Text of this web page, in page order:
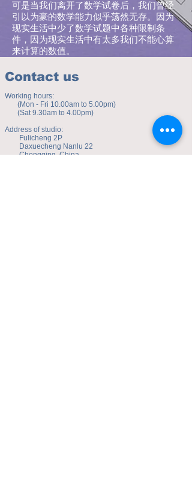
可是当我们离开了数学试卷后，我们曾经
引以为豪的数学能力似乎荡然无存。因为
现实生活中少了数学试题中各种限制条
件，因为现实生活中有太多我们不能心算
来计算的数值。
Contact us
Working hours:
(Mon - Fri 10.00am to 5.00pm)
(Sat 9.30am to 4.00pm)
Address of studio:
Fulicheng 2P
Daxuecheng Nanlu 22
Chongqing, China